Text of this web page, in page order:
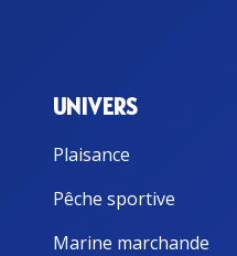
UNIVERS
Plaisance
Pêche sportive
Marine marchande